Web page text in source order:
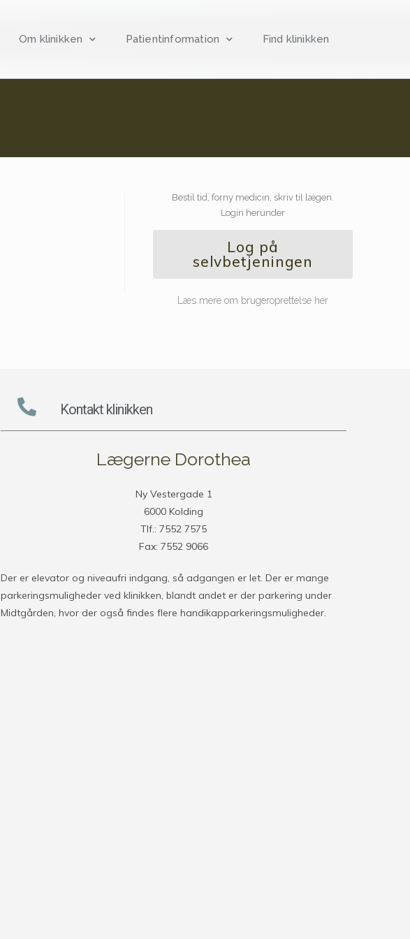
Om klinikken Patientinformation Find klinikken
Bestil tid, forny medicin, skriv til lægen.
Login herunder
Log på
selvbetjeningen
Læs mere om brugeroprettelse her
Kontakt klinikken
Lægerne Dorothea
Ny Vestergade 1
6000 Kolding
Tlf.: 7552 7575
Fax: 7552 9066
Der er elevator og niveaufri indgang, så adgangen er let. Der er mange
parkeringsmuligheder ved klinikken, blandt andet er der parkering under
Midtgården, hvor der også findes flere handikapparkeringsmuligheder.